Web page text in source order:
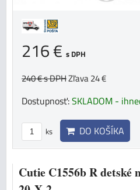
216 € s DPH
240 €s DPHZľava 24 €
Dostupnosť:SKLADOM -
ks DO KOŠÍKA
Cutie C1556b R detské